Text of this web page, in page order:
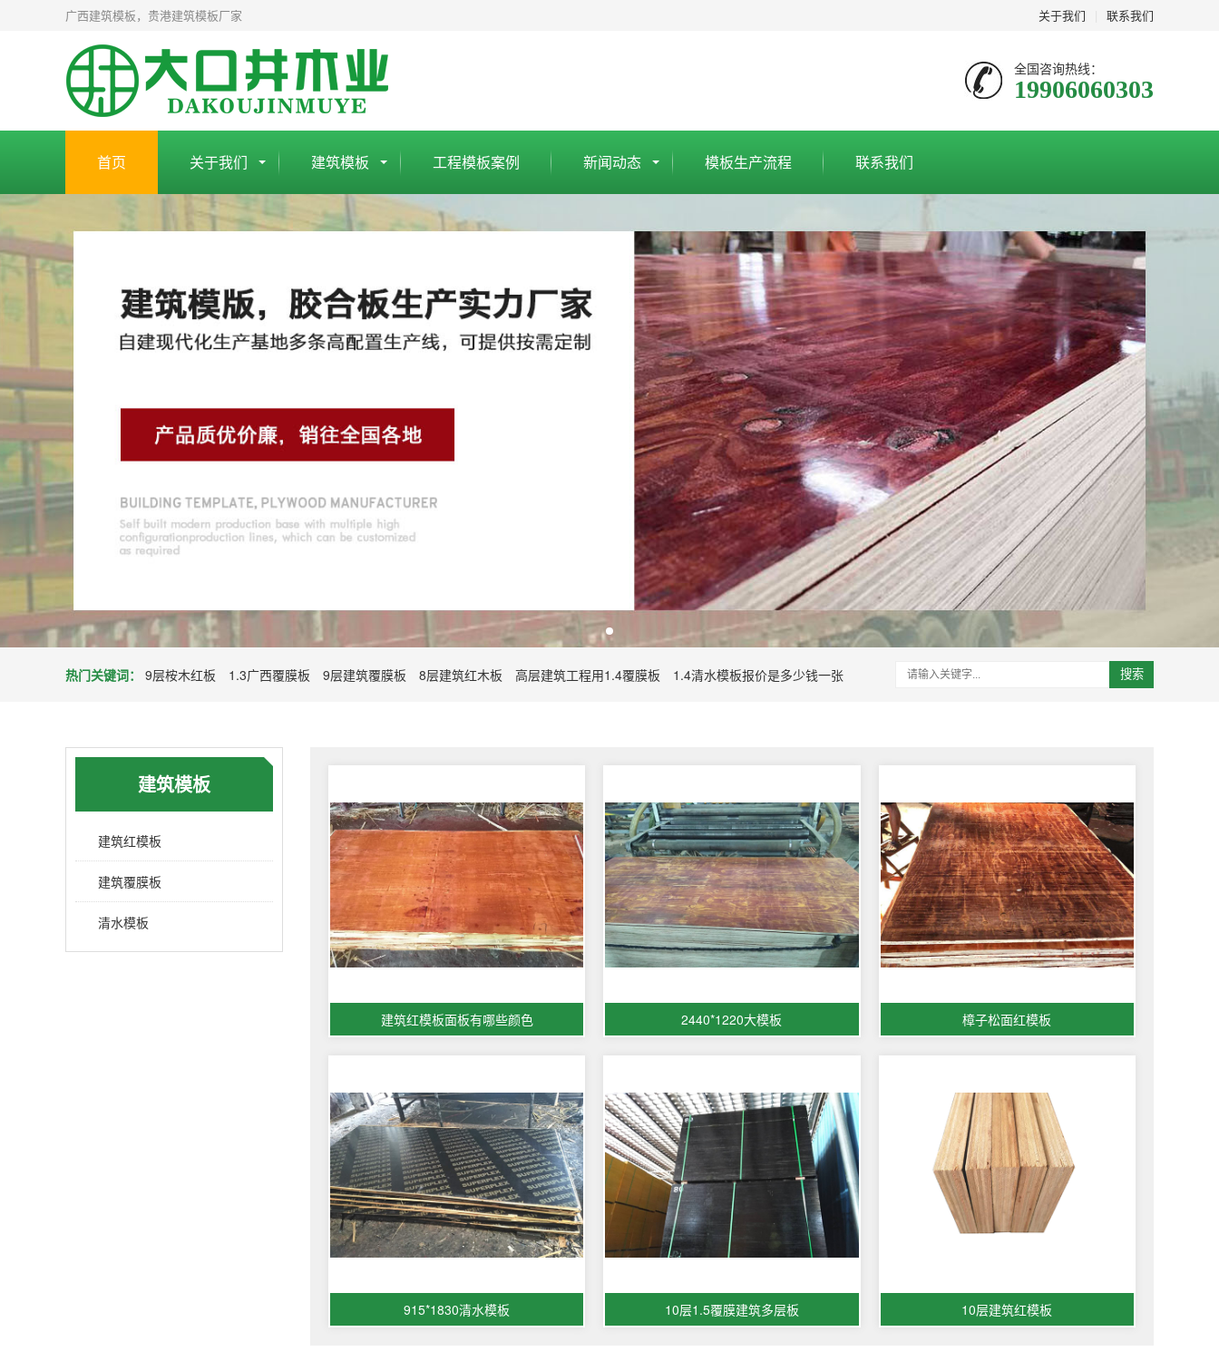
关于我们 联系我们
广西建筑模板，贵港建筑模板厂家
全国咨询热线：
19906060303
首页 关于我们 建筑模板 工程模板案例 新闻动态 模板生产流程 联系我们
热门关键词： 9层桉木红板 1.3广西覆膜板 9层建筑覆膜板 8层建筑红木板 高层建筑工程用1.4覆膜板 1.4清水模板报价是多少钱一张 搜索
建筑模板
建筑红模板
建筑覆膜板
清水模板
建筑红模板面板有哪些颜色 2440*1220大模板 樟子松面红模板
915*1830清水模板 10层1.5覆膜建筑多层板 10层建筑红模板